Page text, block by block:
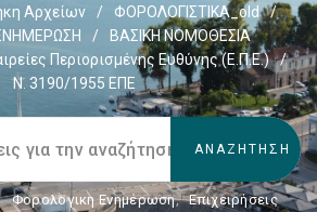
Αρχείων / ΦΟΡΟΛΟΓΙΣΤΙΚΑ_old
/
/
ΒΑΣΙΚΗ ΝΟΜΟΘΕΣΙΑ
Περιορισμένης Ευθύνης (Ε.Π.Ε.)
/
Ν. 3190/1955 ΕΠΕ
Φορολογικη Ενημέρωση, Επιχειρήσεις